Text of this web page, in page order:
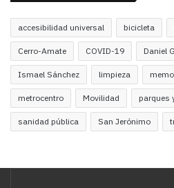
accesibilidad universal bicicleta
Cerro-Amate COVID-19 Daniel
Ismael Sánchez limpieza
metrocentro Movilidad parques
sanidad pública San Jerónimo